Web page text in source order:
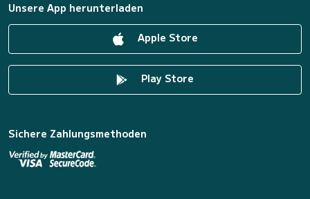
Unsere App herunterladen
Apple Store
Play Store
Sichere Zahlungsmethoden